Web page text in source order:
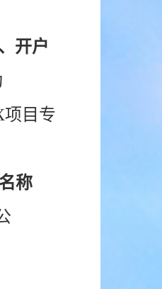
开户
项目专
称